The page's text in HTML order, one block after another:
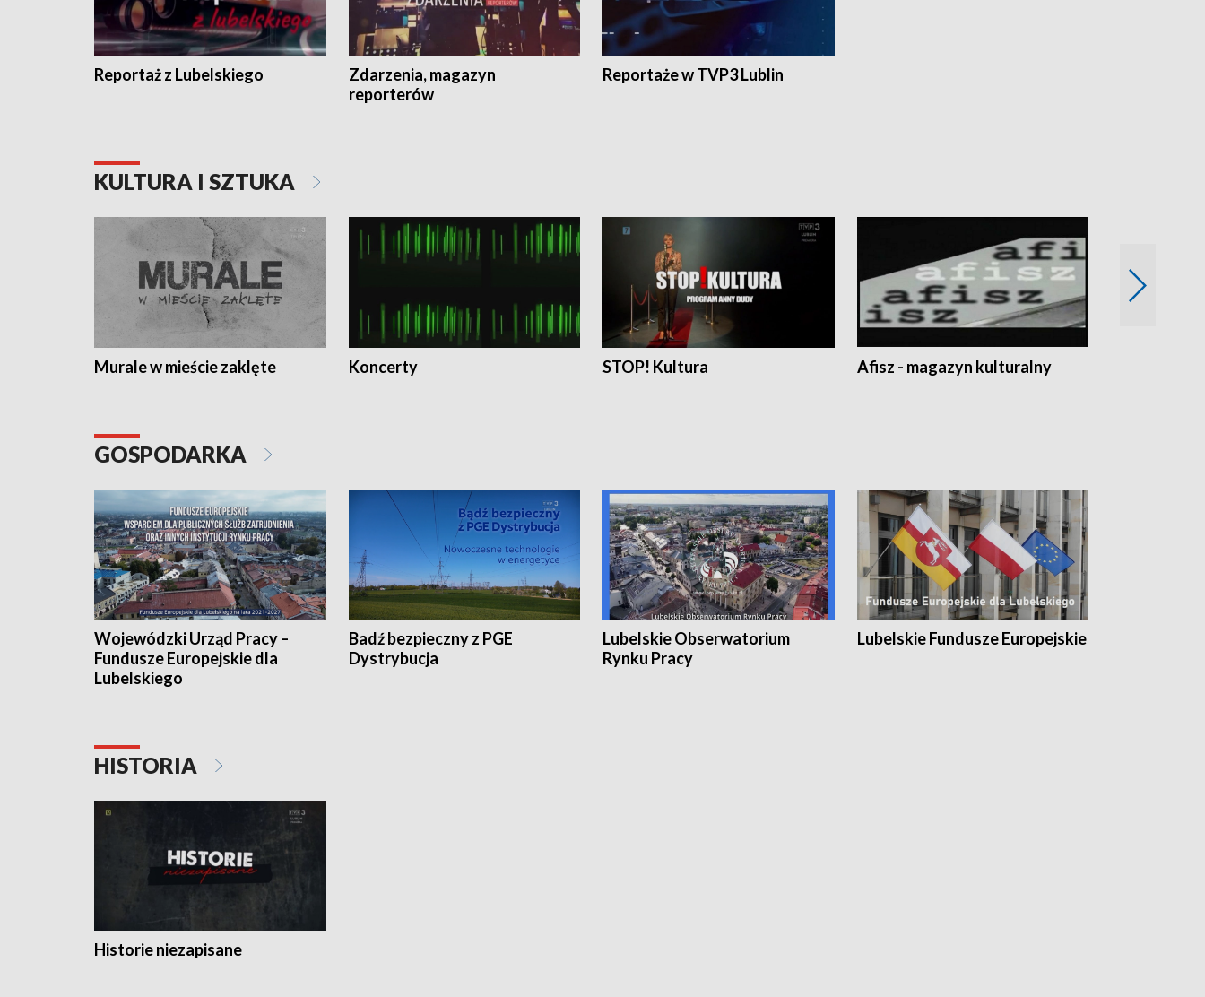
Reportaż z Lubelskiego
Zdarzenia, magazyn
reporterów
Reportaże w TVP3 Lublin
KULTURA I SZTUKA
Murale w mieście zaklęte Koncerty STOP! Kultura Afisz - magazyn kulturalny
GOSPODARKA
Wojewódzki Urząd Pracy –
Fundusze Europejskie dla
Lubelskiego
Badź bezpieczny z PGE
Dystrybucja
Lubelskie Obserwatorium
Rynku Pracy
Lubelskie Fundusze Europejskie
HISTORIA
Historie niezapisane